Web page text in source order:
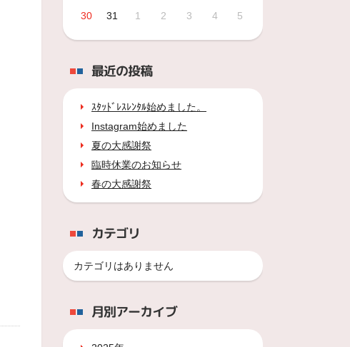
30
31 1 2 3 4 5
最近の投稿
ｽﾀｯﾄﾞﾚｽﾚﾝﾀﾙ始めました。
Instagram始めました
夏の大感謝祭
臨時休業のお知らせ
春の大感謝祭
カテゴリ
カテゴリはありません
月別アーカイブ